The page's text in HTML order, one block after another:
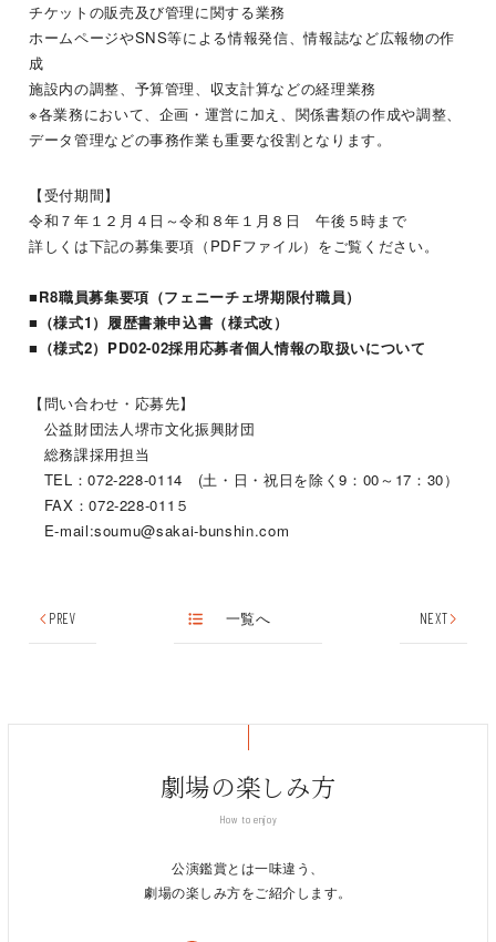
チケットの販売及び管理に関する業務
ホームページやSNS等による情報発信、情報誌など広報物の作
成
施設内の調整、予算管理、収支計算などの経理業務
※各業務において、企画・運営に加え、関係書類の作成や調整、
データ管理などの事務作業も重要な役割となります。
【受付期間】
令和７年１２月４日～令和８年１月８日 午後５時まで
詳しくは下記の募集要項（PDFファイル）をご覧ください。
■R8職員募集要項（フェニーチェ堺期限付職員）
■（様式1）履歴書兼申込書（様式改）
■（様式2）PD02-02採用応募者個人情報の取扱いについて
【問い合わせ・応募先】
公益財団法人堺市文化振興財団
総務課採用担当
TEL：072-228-0114 (土・日・祝日を除く9：00～17：30）
FAX：072-228-011５
E-mail:soumu@sakai-bunshin.com
PREV 一覧へ NEXT
劇場の楽しみ方
How to enjoy
公演鑑賞とは一味違う、
劇場の楽しみ方をご紹介します。